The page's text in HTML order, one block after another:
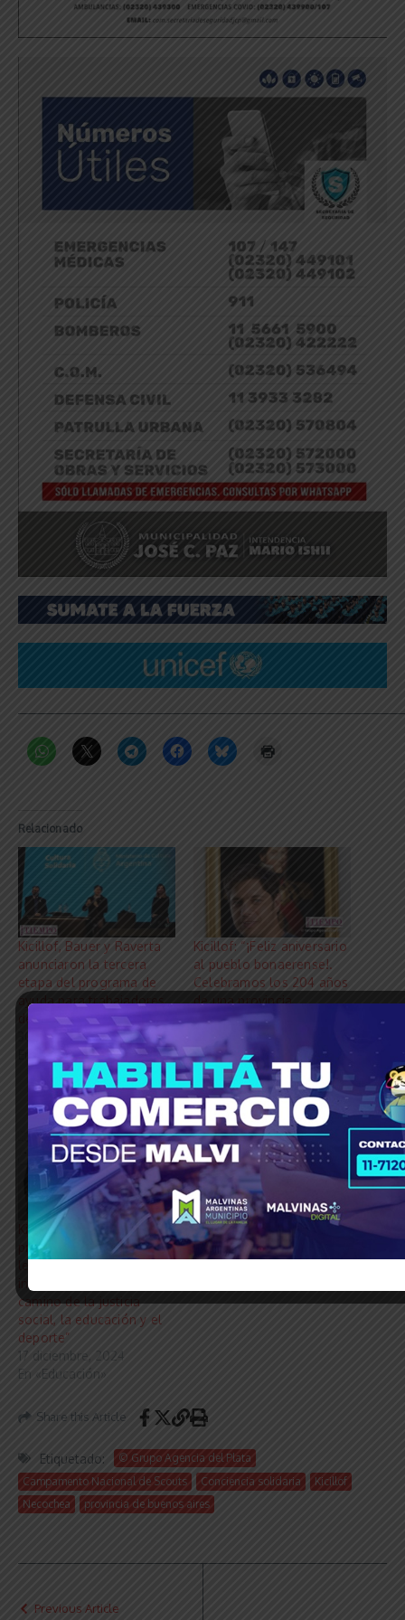
Relacionado
Kicillof, Bauer y Raverta
anunciaron la tercera
etapa del programa de
ayuda para trabajadores
de la cultura
30 junio, 2021
En «Cultura»
Kicillof: “¡Feliz aniversario
al pueblo bonaerense!.
Celebramos los 204 años
de una provincia
productiva, trabajadora,
diversidad que nos llena
de orgullo”
11 febrero, 2024
En «Editoriales»
Kicillof: “Somos una
provincia solidaria que,
individualismo, cree en el
camino de la justicia
social, la educación y el
deporte”
17 diciembre, 2024
En «Educación»
Share this Article
Etiquetado:
© Grupo Agencia del Plata
Campamento Nacional de Scouts
Conciencia solidaria
Kicillof
Necochea
provincia de buenos aires
Previous Article